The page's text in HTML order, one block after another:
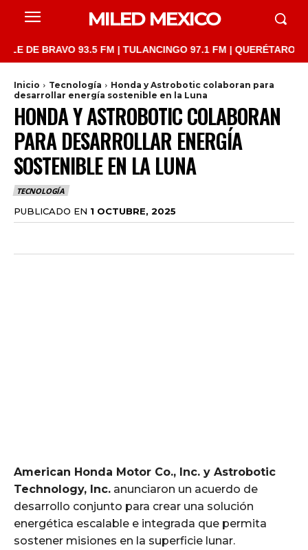
MILED MEXICO
BRAVO 93.5 FM | TULANCINGO 97.1 FM | QUERÉTARO
Inicio Tecnología
Honda y Astrobotic colaboran para
desarrollar energía sostenible en la Luna
HONDA Y ASTROBOTIC COLABORAN
PARA DESARROLLAR ENERGÍA
SOSTENIBLE EN LA LUNA
TECNOLOGÍA
PUBLICADO EN 1 OCTUBRE, 2025
American Honda Motor Co., Inc. y Astrobotic
Technology, Inc. anunciaron un acuerdo de
desarrollo conjunto para crear una solución
energética escalable e integrada que permita
sostener misiones en la superficie lunar.